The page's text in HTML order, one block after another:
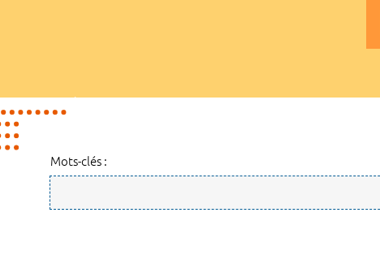
Mots-clés :